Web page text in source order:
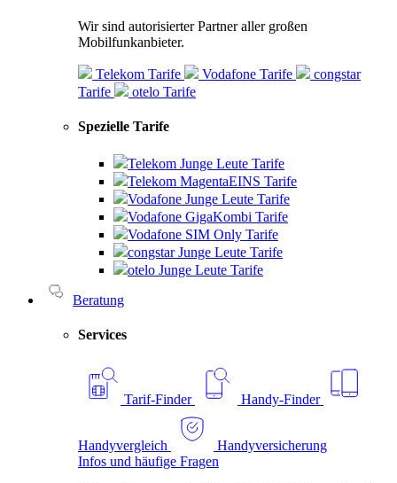
Wir sind autorisierter Partner aller großen
Mobilfunkanbieter.
Telekom Tarife Vodafone Tarife
congstar
Tarife
otelo Tarife
Spezielle Tarife
Telekom Junge Leute Tarife
Telekom MagentaEINS Tarife
Vodafone Junge Leute Tarife
Vodafone GigaKombi Tarife
Vodafone SIM Only Tarife
congstar Junge Leute Tarife
otelo Junge Leute Tarife
Beratung
Services
Tarif-Finder Handy-Finder
Handyvergleich
Handyversicherung
Infos und häufige Fragen